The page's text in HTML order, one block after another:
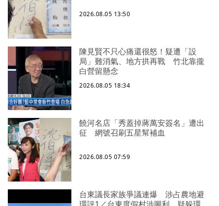
2026.08.05 13:50
陳見賢不只心痛還很怒！疑遭「設
局」難消氣、地方拱再戰 竹北靠攏
白營留懸念
2026.08.05 18:34
饒河名店「秀蓋掉蔣萬安簽名」遭出
征 網號召刷五星幫補血
2026.08.05 07:59
台東議長家族爭議連爆 涉占農地避